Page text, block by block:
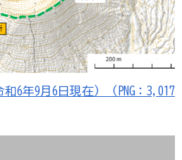
6年9月6日現在）（PNG：3,017